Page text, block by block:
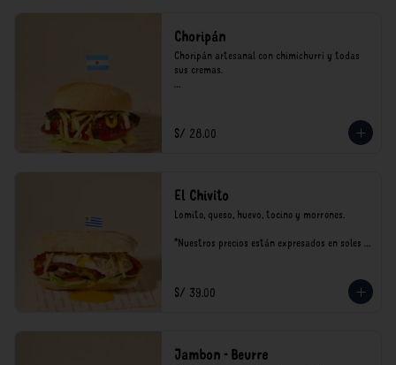
Choripán
Choripán artesanal con chimichurri y todas
sus cremas.
consumo.
S/ 28.00
El Chivito
Lomito, queso, huevo, tocino y morrones.
*Nuestros precios están expresados en soles e
S/ 39.00
Jambon - Beurre